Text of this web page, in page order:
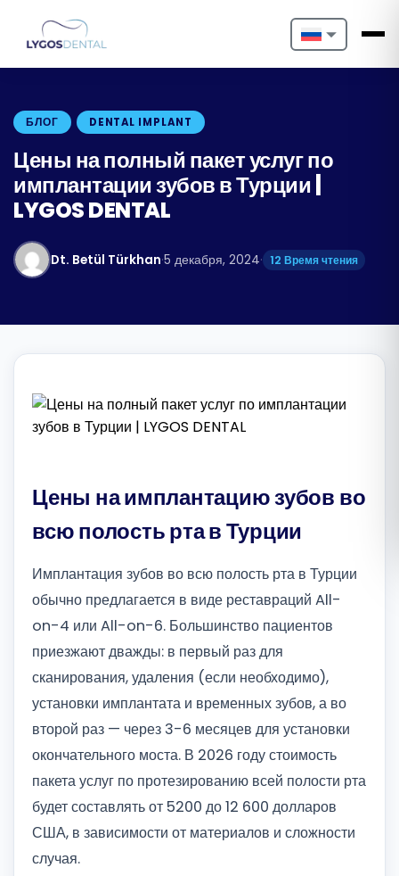
Nederlands
Deutsch
Español
Italiano
БЛОГ DENTAL IMPLANT
Цены на полный пакет услуг по
имплантации зубов в Турции |
LYGOS DENTAL
Dt. Betül Türkhan·5 декабря, 2024· 12 Время чтения
Цены на имплантацию зубов во
всю полость рта в Турции
Имплантация зубов во всю полость рта в Турции
обычно предлагается в виде реставраций All-
on-4 или All-on-6. Большинство пациентов
приезжают дважды: в первый раз для
сканирования, удаления (если необходимо),
установки имплантата и временных зубов, а во
второй раз — через 3-6 месяцев для установки
окончательного моста. В 2026 году стоимость
пакета услуг по протезированию всей полости рта
будет составлять от 5200 до 12 600 долларов
США, в зависимости от материалов и сложности
случая.